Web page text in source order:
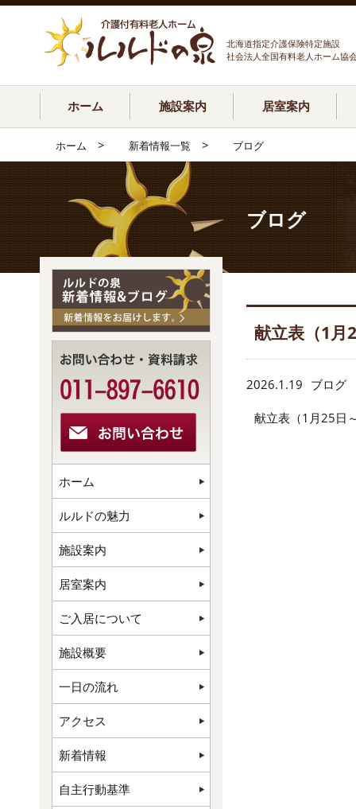
北海道指定介護保険特定施設
社会法人全国有料老人ホーム協
ホーム 施設案内 居室案内
ホーム > 新着情報一覧 > ブログ
ブログ
献立表（1月
2026.1.19 ブログ
献立表（1月25日
ホーム
ルルドの魅力
施設案内
居室案内
ご入居について
施設概要
一日の流れ
アクセス
新着情報
自主行動基準